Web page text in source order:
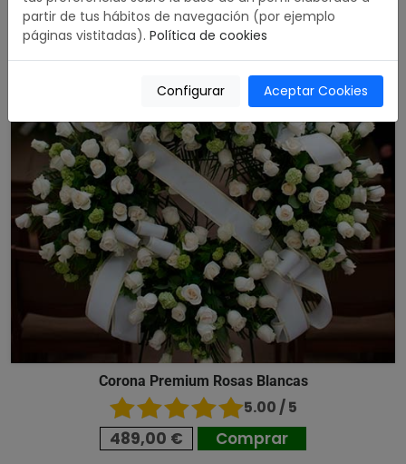
Corona Premium Rosas Blancas
5.00 / 5
489,00 € Comprar
partir de tus hábitos de navegación (por ejemplo
páginas vistitadas). Política de cookies
Configurar Aceptar Cookies